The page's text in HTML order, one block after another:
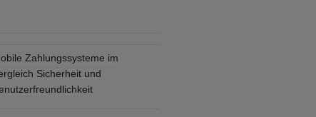
Zahlungssysteme im
Sicherheit und